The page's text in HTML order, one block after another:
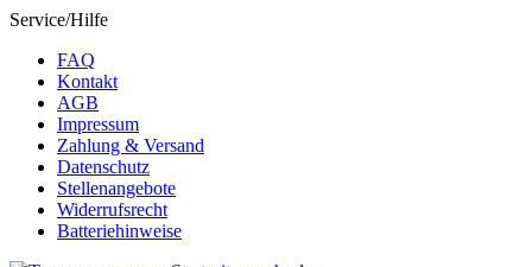
Service/Hilfe
FAQ
Kontakt
AGB
Impressum
Zahlung & Versand
Datenschutz
Stellenangebote
Widerrufsrecht
Batteriehinweise